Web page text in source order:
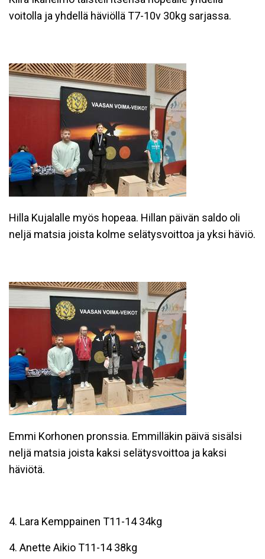
voitolla ja yhdellä häviöllä T7-10v 30kg sarjassa.
Hilla Kujalalle myös hopeaa. Hillan päivän saldo oli
neljä matsia joista kolme selätysvoittoa ja yksi häviö.
Emmi Korhonen pronssia. Emmilläkin päivä sisälsi
neljä matsia joista kaksi selätysvoittoa ja kaksi
häviötä.
4. Lara Kemppainen T11-14 34kg
4. Anette Aikio T11-14 38kg